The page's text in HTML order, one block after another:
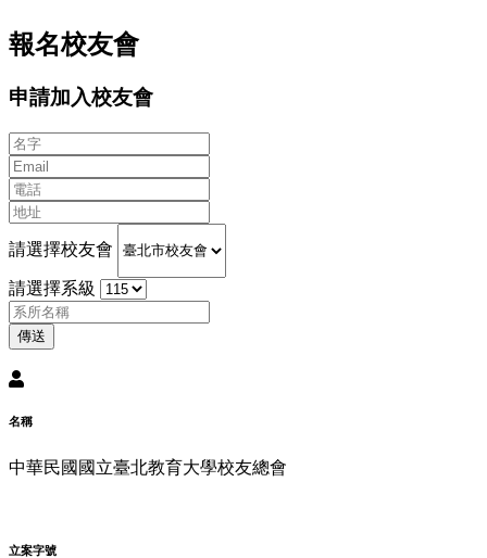
報名校友會
申請加入校友會
請選擇校友會
請選擇系級
傳送
名稱
中華民國國立臺北教育大學校友總會
立案字號